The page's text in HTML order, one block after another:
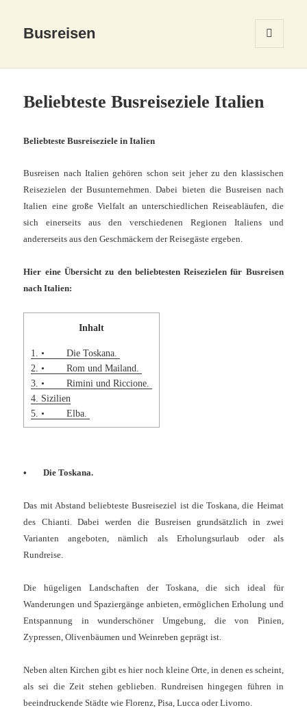
Busreisen
WIDGETS
Beliebteste Busreiseziele Italien
Beliebteste Busreiseziele in Italien
Busreisen nach Italien gehören schon seit jeher zu den klassischen
Reisezielen der Busunternehmen. Dabei bieten die Busreisen nach
Italien eine große Vielfalt an unterschiedlichen Reiseabläufen, die
sich einerseits aus den verschiedenen Regionen Italiens und
andererseits aus den Geschmäckern der Reisegäste ergeben.
Hier eine Übersicht zu den beliebtesten Reisezielen für Busreisen
nach Italien:
Inhalt
1.
• Die Toskana.
2. • Rom und Mailand.
3. • Rimini und Riccione.
4. Sizilien
5. • Elba.
• Die Toskana.
Das mit Abstand beliebteste Busreiseziel ist die Toskana, die Heimat
des Chianti. Dabei werden die Busreisen grundsätzlich in zwei
Varianten angeboten, nämlich als Erholungsurlaub oder als
Rundreise.
Die hügeligen Landschaften der Toskana, die sich ideal für
Wanderungen und Spaziergänge anbieten, ermöglichen Erholung und
Entspannung in wunderschöner Umgebung, die von Pinien,
Zypressen, Olivenbäumen und Weinreben geprägt ist.
Neben alten Kirchen gibt es hier noch kleine Orte, in denen es scheint,
als sei die Zeit stehen geblieben. Rundreisen hingegen führen in
beeindruckende Städte wie Florenz, Pisa, Lucca oder Livorno.